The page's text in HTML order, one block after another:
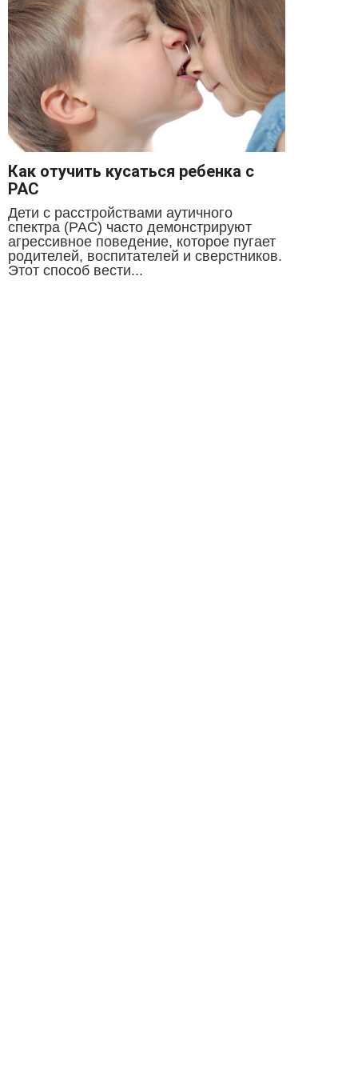
Как отучить кусаться ребенка с
РАС
Дети с расстройствами аутичного
спектра (РАС) часто демонстрируют
агрессивное поведение, которое пугает
родителей, воспитателей и сверстников.
Этот способ вести...